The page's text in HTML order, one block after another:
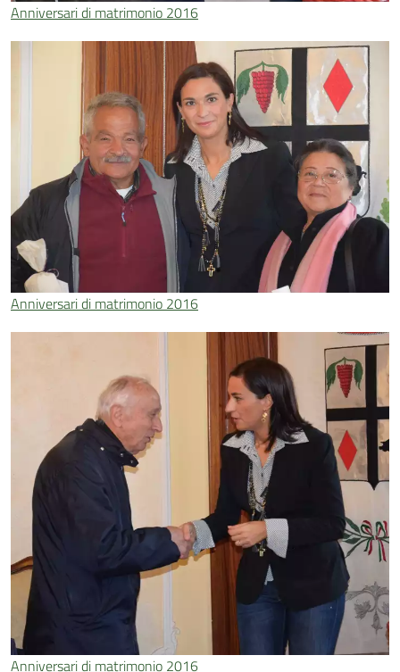
Anniversari di matrimonio 2016
Anniversari di matrimonio 2016
Anniversari di matrimonio 2016